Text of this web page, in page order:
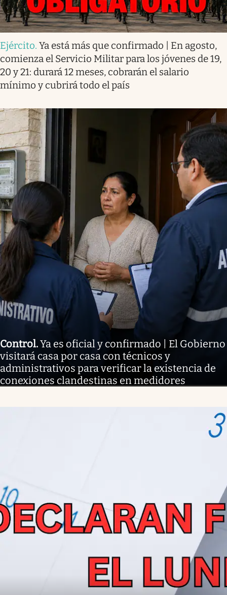
Ejército. Ya está más que confirmado | En agosto,
comienza el Servicio Militar para los jóvenes de 19,
20 y 21: durará 12 meses, cobrarán el salario
mínimo y cubrirá todo el país
Control.Ya es oficial y confirmado | El Gobierno
visitará casa por casa con técnicos y
administrativos para verificar la existencia de
conexiones clandestinas en medidores